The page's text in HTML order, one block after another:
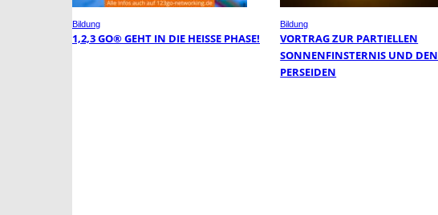
Bildung
1,2,3 GO® GEHT IN DIE HEISSE PHASE!
Bildung
VORTRAG ZUR PARTIELLEN
SONNENFINSTERNIS UND DEN
PERSEIDEN